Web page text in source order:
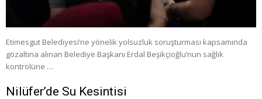
Etimesgut Belediyesi’ne yönelik yolsuzluk soruşturması kapsamında
gözaltına alınan Belediye Başkanı Erdal Beşikçioğlu’nun sağlık
kontrolüne …
Nilüfer’de Su Kesintisi